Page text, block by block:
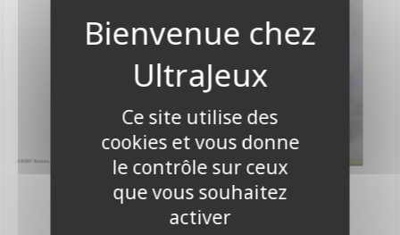
7,00 €
Disponible
7,00 €
Indisponible
Ce site utilise des
cookies et vous donne
le contrôle sur ceux
que vous souhaitez
activer